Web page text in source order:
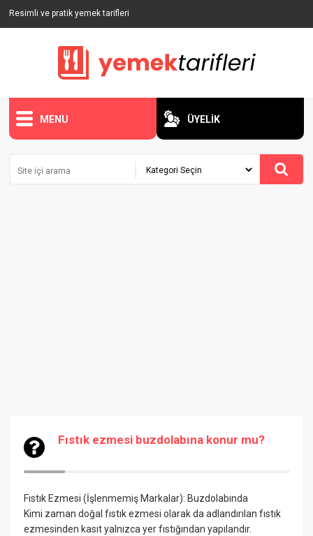
Resimli ve pratik yemek tarifleri
MENU ÜYELİK
Fıstık ezmesi buzdolabına konur mu?
Fıstık Ezmesi (İşlenmemiş Markalar): Buzdolabında
Kimi zaman doğal fıstık ezmesi olarak da adlandırılan fıstık
ezmesinden kasıt yalnızca yer fıstığından yapılandır.